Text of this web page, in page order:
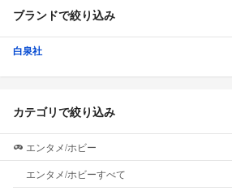
ブランドで絞り込み
白泉社
カテゴリで絞り込み
エンタメ/ホビー
エンタメ/ホビーすべて